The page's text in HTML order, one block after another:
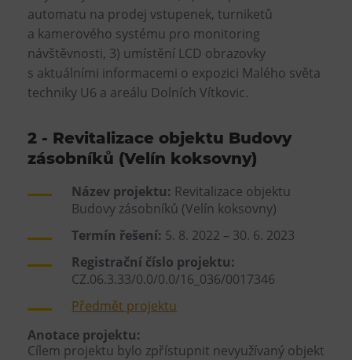
automatu na prodej vstupenek, turniketů
a kamerového systému pro monitoring
návštěvnosti, 3) umístění LCD obrazovky
s aktuálními informacemi o expozici Malého světa
techniky U6 a areálu Dolních Vítkovic.
2 - Revitalizace objektu Budovy
zásobníků (Velín koksovny)
Název projektu: Revitalizace objektu
Budovy zásobníků (Velín koksovny)
Termín řešení: 5. 8. 2022 – 30. 6. 2023
Registrační číslo projektu:
CZ.06.3.33/0.0/0.0/16_036/0017346
Předmět projektu
Anotace projektu:
Cílem projektu bylo zpřístupnit nevyužívaný objekt